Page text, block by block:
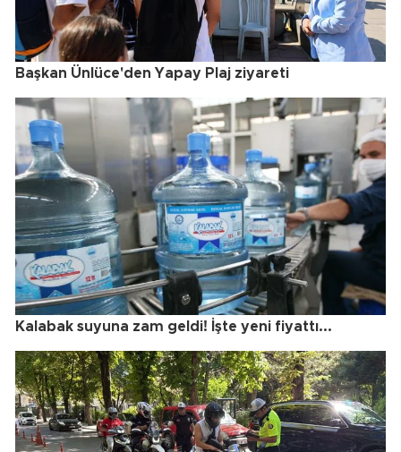
Başkan Ünlüce'den Yapay Plaj ziyareti
Kalabak suyuna zam geldi! İşte yeni fiyattı...